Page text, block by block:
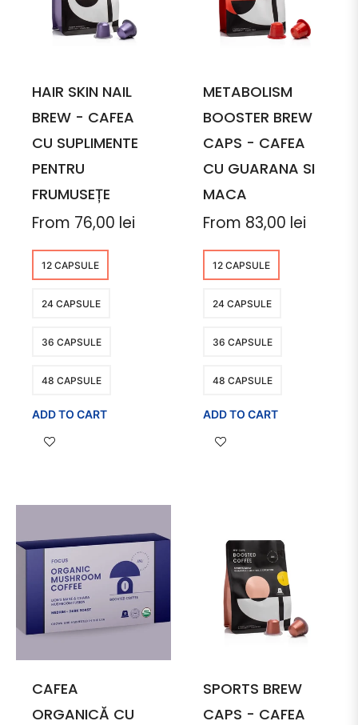
HAIR SKIN NAIL
BREW - CAFEA
CU SUPLIMENTE
PENTRU
FRUMUSEȚE
From 76,00 lei
12 CAPSULE
24 CAPSULE
36 CAPSULE
48 CAPSULE
ADD TO CART
METABOLISM
BOOSTER BREW
CAPS - CAFEA
CU GUARANA SI
MACA
From 83,00 lei
12 CAPSULE
24 CAPSULE
36 CAPSULE
48 CAPSULE
ADD TO CART
CAFEA
ORGANICĂ CU
SPORTS BREW
CAPS - CAFEA